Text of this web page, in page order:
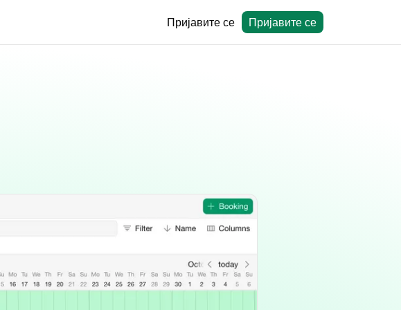
Пријавите се Пријавите се